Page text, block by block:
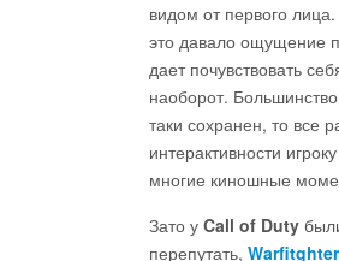
видом от первого
это давало ощущение
дает почувствовать
наоборот.
таки сохранен, то все
интерактивности
многие киношные
Зато у Call of Duty
перепутать, Warfitghter